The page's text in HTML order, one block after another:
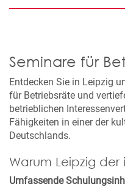
Seminare für
Entdecken Sie in Leipzig
für Betriebsräte und
betrieblichen
Fähigkeiten in einer der
Deutschlands.
Warum Leipzig
Umfassende